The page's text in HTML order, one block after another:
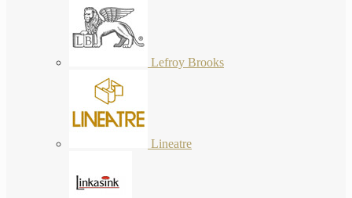
Lefroy Brooks
Lineatre